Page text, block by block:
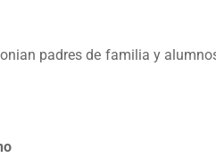
padres de familia y